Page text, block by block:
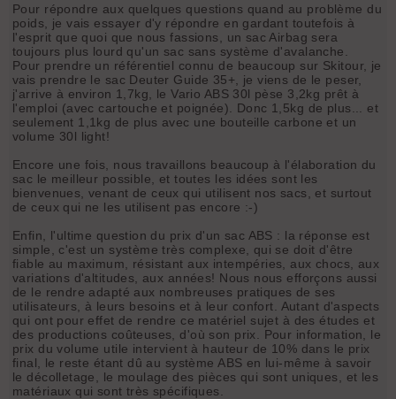
Pour répondre aux quelques questions quand au problème du
poids, je vais essayer d'y répondre en gardant toutefois à
l'esprit que quoi que nous fassions, un sac Airbag sera
toujours plus lourd qu'un sac sans système d'avalanche.
Pour prendre un référentiel connu de beaucoup sur Skitour, je
vais prendre le sac Deuter Guide 35+, je viens de le peser,
j'arrive à environ 1,7kg, le Vario ABS 30l pèse 3,2kg prêt à
l'emploi (avec cartouche et poignée). Donc 1,5kg de plus... et
seulement 1,1kg de plus avec une bouteille carbone et un
volume 30l light!
Encore une fois, nous travaillons beaucoup à l'élaboration du
sac le meilleur possible, et toutes les idées sont les
bienvenues, venant de ceux qui utilisent nos sacs, et surtout
de ceux qui ne les utilisent pas encore :-)
Enfin, l'ultime question du prix d'un sac ABS : la réponse est
simple, c'est un système très complexe, qui se doit d'être
fiable au maximum, résistant aux intempéries, aux chocs, aux
variations d'altitudes, aux années! Nous nous efforçons aussi
de le rendre adapté aux nombreuses pratiques de ses
utilisateurs, à leurs besoins et à leur confort. Autant d'aspects
qui ont pour effet de rendre ce matériel sujet à des études et
des productions coûteuses, d'où son prix. Pour information, le
prix du volume utile intervient à hauteur de 10% dans le prix
final, le reste étant dû au système ABS en lui-même à savoir
le décolletage, le moulage des pièces qui sont uniques, et les
matériaux qui sont très spécifiques.